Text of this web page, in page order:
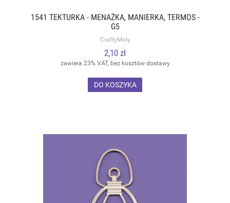
1541 TEKTURKA - MENAŻKA, MANIERKA, TERMOS -
G5
CraftyMoly
2,10 zł
zawiera 23% VAT, bez kosztów dostawy
DO KOSZYKA